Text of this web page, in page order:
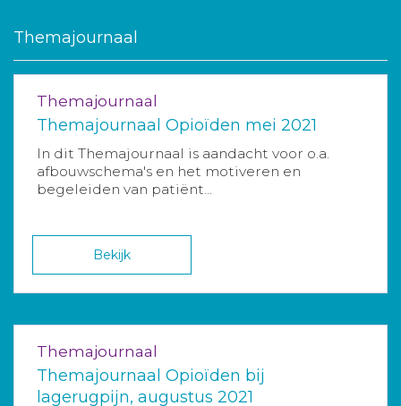
Themajournaal
Themajournaal
Themajournaal Opioïden mei 2021
In dit Themajournaal is aandacht voor o.a.
afbouwschema's en het motiveren en
begeleiden van patiënt...
Bekijk
Themajournaal
Themajournaal Opioïden bij
lagerugpijn, augustus 2021